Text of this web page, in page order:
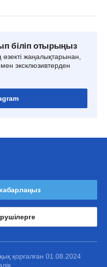
біліп отырыңыз
жаңалықтарынан,
эксклюзивтерден
қорғалған 01.08.2024